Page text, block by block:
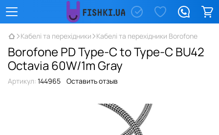
Кабелі та перехідники Кабелі та перехідники Borofone
Borofone PD Type-C to Type-C BU42
Octavia 60W/1m Gray
Артикул: 144965 Оставить отзыв